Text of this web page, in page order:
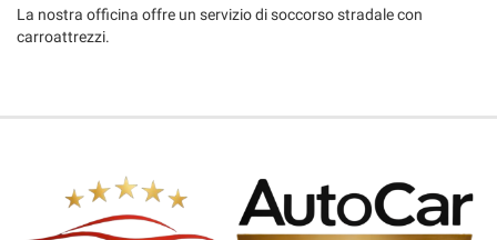
La nostra officina offre un servizio di soccorso stradale con
carroattrezzi.